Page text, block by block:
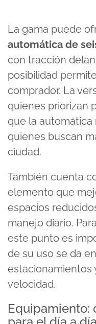
La gama puede
automática de
con tracción
posibilidad
comprador. La
quienes priorizan
que la automática
quienes buscan
ciudad.
También cuenta
elemento que
espacios
manejo diario.
este punto es
de su uso se da
estacionamientos
velocidad.
Equipamiento: